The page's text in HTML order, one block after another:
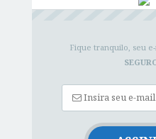
Fique tranquilo, seu